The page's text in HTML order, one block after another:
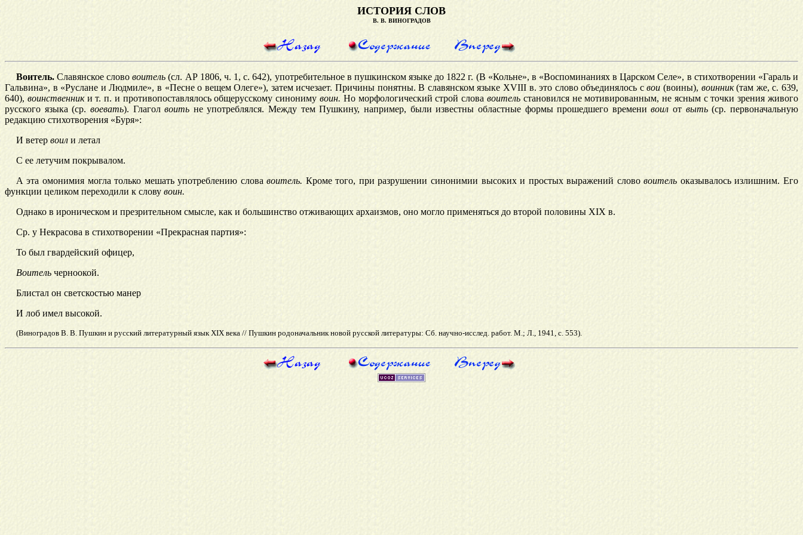
ИСТОРИЯ СЛОВ
В. В. ВИНОГРАДОВ
Воитель.Славянское слововоитель (cл. АР 1806, ч. 1, с. 642), употребительное в пушкинском языке до 1822 г. (В «Кольне», в «Воспоминаниях в Царском Селе», в стихотворении «Гараль и
Гальвина», в «Руслане и Людмиле», в «Песне о вещем Олеге»), затем исчезает. Причины понятны. В славянском языке XVIII в. это слово объединялось свои (воины), воинник(там же, с. 639,
640), воинственники т. п. и противопоставлялось общерусскому синонимувоин. Но морфологический строй слова воительстановился не мотивированным, не ясным с точки зрения живого
русского языка (ср. воевать). Глаголвоить не употреблялся. Между тем Пушкину, например, были известны областные формы прошедшего временивоил от выть(ср. первоначальную
редакцию стихотворения «Буря»:
И ветер воили летал
С ее летучим покрывалом.
А эта омонимия могла только мешать употреблению словавоитель. Кроме того, при разрушении синонимии высоких и простых выражений слововоитель оказывалось излишним. Его
функции целиком переходили к слову воин.
Однако в ироническом и презрительном смысле, как и большинство отживающих архаизмов, оно могло применяться до второй половины XIX в.
Ср. у Некрасова в стихотворении «Прекрасная партия»:
То был гвардейский офицер,
Воительчерноокой.
Блистал он светскостью манер
И лоб имел высокой.
(Виноградов В. В. Пушкин и русский литературный язык XIX века // Пушкин родоначальник новой русской литературы: Сб. научно-исслед. работ. М.; Л., 1941, с. 553).